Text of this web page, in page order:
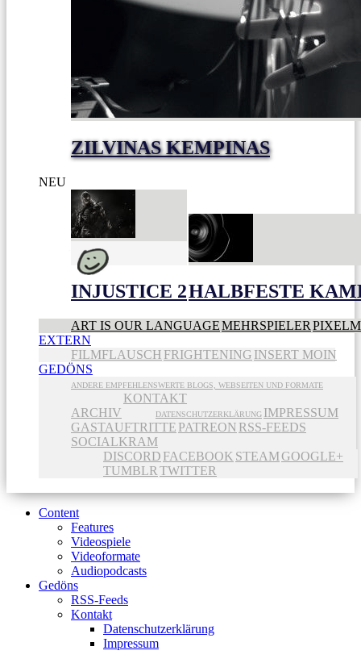
ZILVINAS KEMPINAS
NEU
INJUSTICE 2HALBFESTE
ART IS OUR LANGUAGEMEHRSPIELER
EXTERN
FILMFLAUSCH FRIGHTENING INSERT MOIN
GEDÖNS
ANDERE EMPFEHLENSWERTE BLOGS, WEBSEITEN UND FORMATE
ARCHIV
KONTAKT
DATENSCHUTZERKLÄRUNG IMPRESSUM
GASTAUFTRITTE PATREON RSS-FEEDS
SOCIALKRAM
DISCORD FACEBOOK STEAMGOOGLE+
TUMBLR TWITTER
Content
Features
Videospiele
Videoformate
Audiopodcasts
Gedöns
RSS-Feeds
Kontakt
Datenschutzerklärung
Impressum